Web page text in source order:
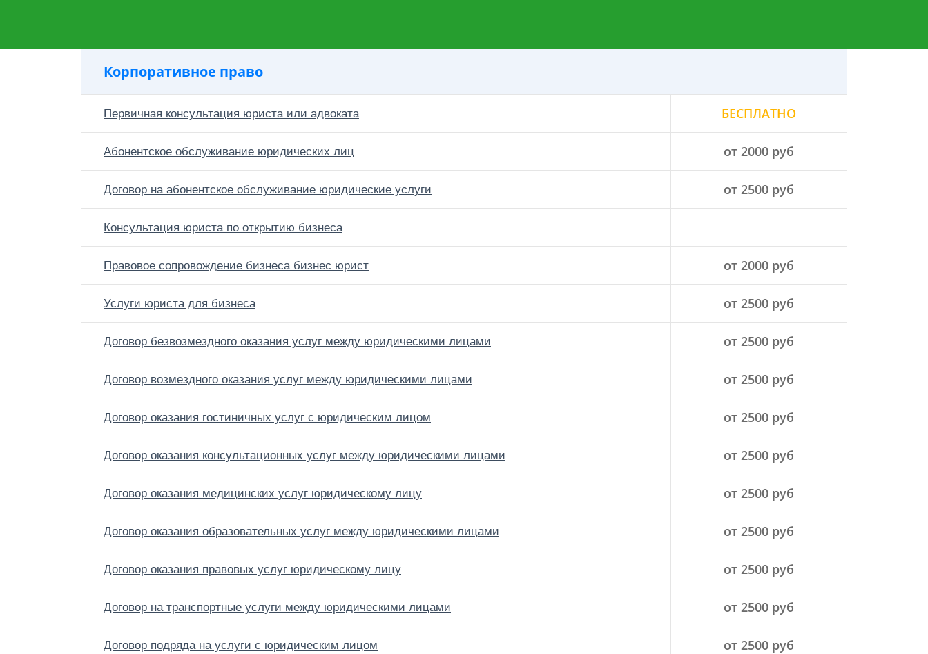
Корпоративное право
Первичная консультация юриста или адвоката БЕСПЛАТНО
Абонентское обслуживание юридических лиц от 2000 руб
Договор на абонентское обслуживание юридические услуги от 2500 руб
Консультация юриста по открытию бизнеса
Правовое сопровождение бизнеса бизнес юрист от 2000 руб
Услуги юриста для бизнеса от 2500 руб
Договор безвозмездного оказания услуг между юридическими лицами от 2500 руб
Договор возмездного оказания услуг между юридическими лицами от 2500 руб
Договор оказания гостиничных услуг с юридическим лицом от 2500 руб
Договор оказания консультационных услуг между юридическими лицами от 2500 руб
Договор оказания медицинских услуг юридическому лицу от 2500 руб
Договор оказания образовательных услуг между юридическими лицами от 2500 руб
Договор оказания правовых услуг юридическому лицу от 2500 руб
Договор на транспортные услуги между юридическими лицами от 2500 руб
Договор подряда на услуги с юридическим лицом от 2500 руб